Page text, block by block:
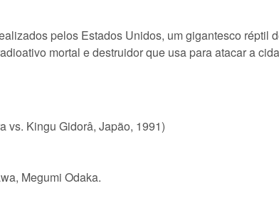
pelos Estados Unidos, um gigantesco réptil
mortal e destruidor que usa para atacar a
vs. Kingu Gidorâ, Japão, 1991)
Megumi Odaka.